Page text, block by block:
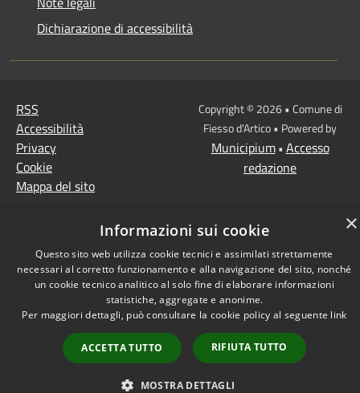
Dichiarazione di accessibilità
RSS
Accessibilità
Privacy
Cookie
Mappa del sito
Copyright © 2026 • Comune di
Fiesso d'Artico • Powered by
Municipium• Accesso
redazione
×
Informazioni sui cookie
Questo sito web utilizza cookie tecnici e assimilati strettamente
necessari al corretto funzionamento e alla navigazione del sito, nonché
un cookie tecnico analitico al solo fine di elaborare informazioni
statistiche, aggregate e anonime.
Per maggiori dettagli, può consultare la cookie policy al seguente link
ACCETTA TUTTO RIFIUTA TUTTO
MOSTRA DETTAGLI